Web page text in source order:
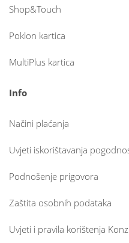
Shop&Touch
Poklon kartica
MultiPlus kartica
Info
Načini plaćanja
Uvjeti iskorištavanja
Podnošenje prigovora
Zaštita osobnih podataka
Uvjeti i pravila korištenja